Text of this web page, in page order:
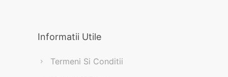
Informatii Utile
Termeni Si Conditii